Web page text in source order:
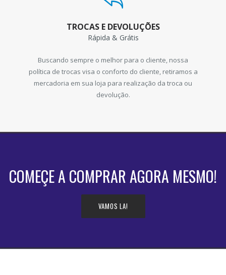
TROCAS E DEVOLUÇÕES
Rápida & Grátis
Buscando sempre o melhor para o cliente, nossa
política de trocas visa o conforto do cliente, retiramos a
mercadoria em sua loja para realização da troca ou
devolução.
COMEÇE A COMPRAR AGORA MESMO!
VAMOS LA!